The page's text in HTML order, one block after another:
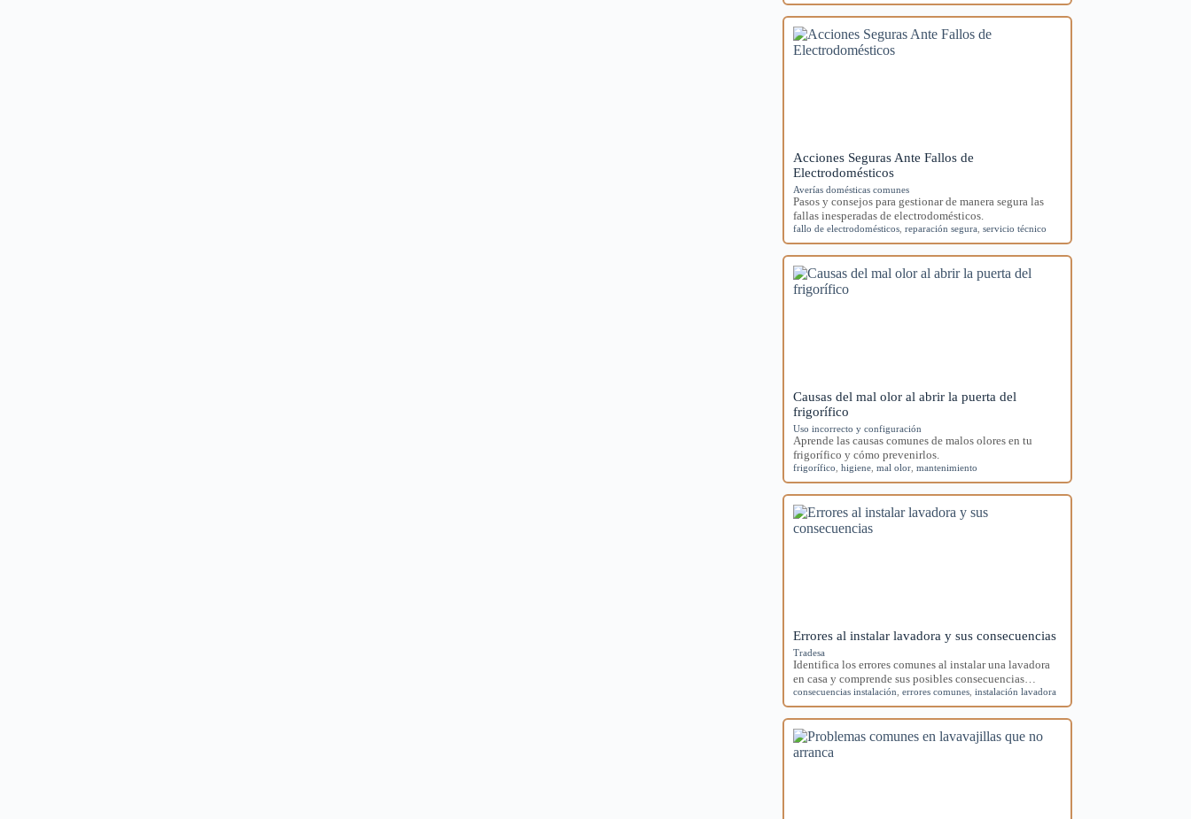
Acciones Seguras Ante Fallos de
Electrodomésticos
Averías domésticas comunes
Pasos y consejos para gestionar de manera segura las
fallas inesperadas de electrodomésticos.
fallo de electrodomésticos ,reparación segura ,servicio técnico
Causas del mal olor al abrir la puerta del
frigorífico
Uso incorrecto y configuración
Aprende las causas comunes de malos olores en tu
frigorífico y cómo prevenirlos.
frigorífico ,higiene ,mal olor ,mantenimiento
Errores al instalar lavadora y sus consecuencias
Tradesa
Identifica los errores comunes al instalar una lavadora
en casa y comprende sus posibles consecuencias…
consecuencias instalación ,errores comunes ,instalación lavadora